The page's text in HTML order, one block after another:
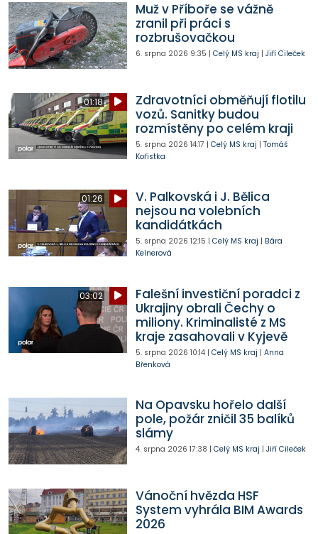
Muž v Příboře se vážně
zranil při práci s
rozbrušovačkou
6. srpna 2026 9:35 | Celý MS kraj | Jiří Cileček
01:18
Zdravotníci obměňují flotilu
vozů. Sanitky budou
rozmístěny po celém kraji
5. srpna 2026 14:17 | Celý MS kraj | Tomáš
Kořistka
01:26
V. Palkovská i J. Bělica
nejsou na volebních
kandidátkách
5. srpna 2026 12:15 | Celý MS kraj | Bára
Kelnerová
03:02
Falešní investiční poradci z
Ukrajiny obrali Čechy o
miliony. Kriminalisté z MS
kraje zasahovali v Kyjevě
5. srpna 2026 10:14| Celý MS kraj | Anna
Břenková
Na Opavsku hořelo další
pole, požár zničil 35 balíků
slámy
4. srpna 2026 17:38 | Celý MS kraj | Jiří Cileček
Vánoční hvězda HSF
System vyhrála BIM Awards
2026